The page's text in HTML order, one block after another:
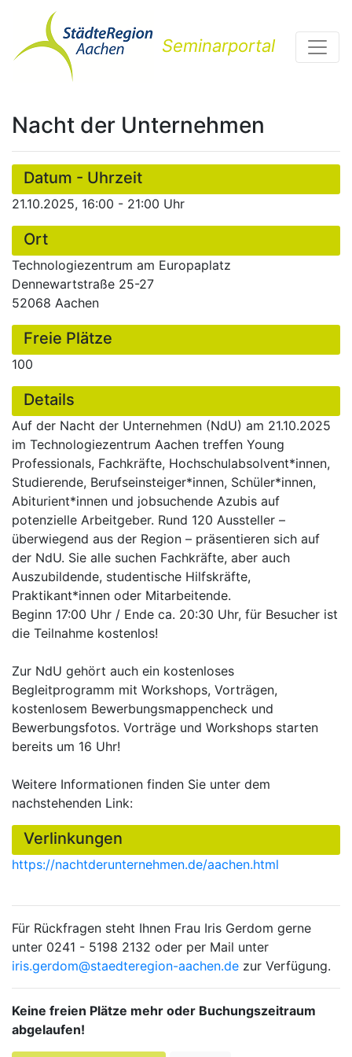
Seminarportal
Nacht der Unternehmen
Datum - Uhrzeit
21.10.2025, 16:00 - 21:00 Uhr
Ort
Technologiezentrum am Europaplatz
Dennewartstraße 25-27
52068 Aachen
Freie Plätze
100
Details
Auf der Nacht der Unternehmen (NdU) am 21.10.2025
im Technologiezentrum Aachen treffen Young
Professionals, Fachkräfte, Hochschulabsolvent*innen,
Studierende, Berufseinsteiger*innen, Schüler*innen,
Abiturient*innen und jobsuchende Azubis auf
potenzielle Arbeitgeber. Rund 120 Aussteller –
überwiegend aus der Region – präsentieren sich auf
der NdU. Sie alle suchen Fachkräfte, aber auch
Auszubildende, studentische Hilfskräfte,
Praktikant*innen oder Mitarbeitende.
Beginn 17:00 Uhr / Ende ca. 20:30 Uhr, für Besucher ist
die Teilnahme kostenlos!
Zur NdU gehört auch ein kostenloses
Begleitprogramm mit Workshops, Vorträgen,
kostenlosem Bewerbungsmappencheck und
Bewerbungsfotos. Vorträge und Workshops starten
bereits um 16 Uhr!
Weitere Informationen finden Sie unter dem
nachstehenden Link:
Verlinkungen
https://nachtderunternehmen.de/aachen.html
Für Rückfragen steht Ihnen Frau Iris Gerdom gerne
unter 0241 - 5198 2132 oder per Mail unter
iris.gerdom@staedteregion-aachen.de zur Verfügung.
Keine freien Plätze mehr oder Buchungszeitraum
abgelaufen!